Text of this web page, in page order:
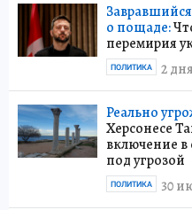
о пощаде:
перемирия
2
ПОЛИТИКА
Реально
Херсонесе
включение
под угрозой
30
ПОЛИТИКА